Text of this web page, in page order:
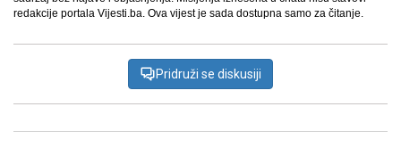
redakcije portala Vijesti.ba. Ova vijest je sada dostupna samo za čitanje.
Pridruži se diskusiji